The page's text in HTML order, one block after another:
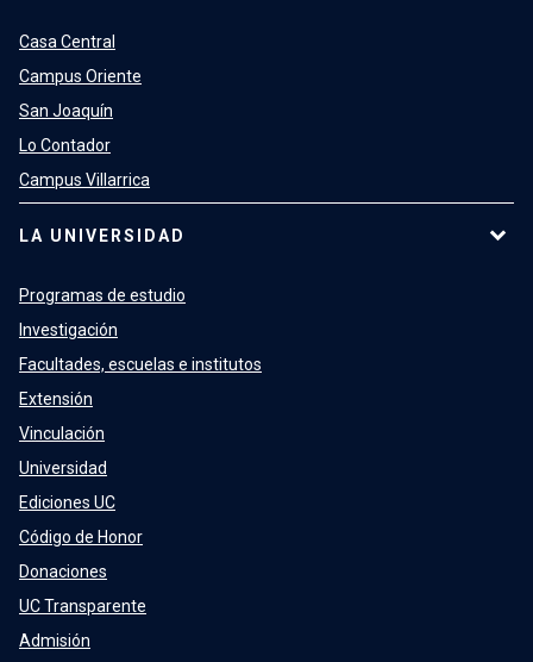
Casa Central
Campus Oriente
San Joaquín
Lo Contador
Campus Villarrica
LA UNIVERSIDAD
Programas de estudio
Investigación
Facultades, escuelas e institutos
Extensión
Vinculación
Universidad
Ediciones UC
Código de Honor
Donaciones
UC Transparente
Admisión